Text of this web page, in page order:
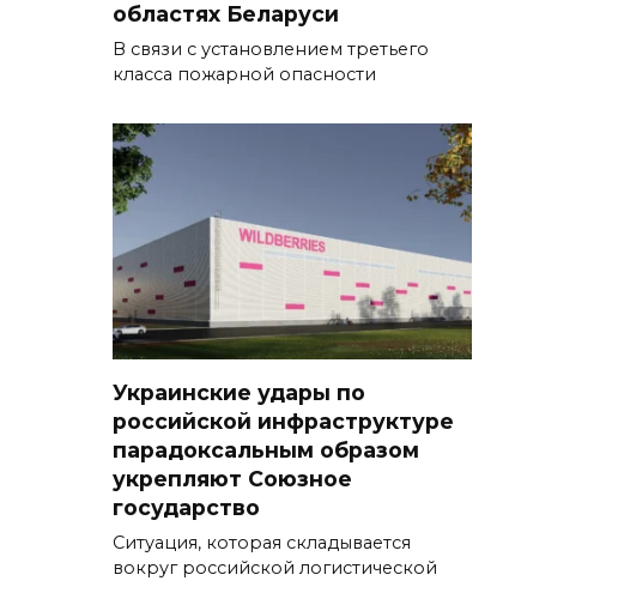
областях Беларуси
В связи с установлением третьего
класса пожарной опасности
Украинские удары по
российской инфраструктуре
парадоксальным образом
укрепляют Союзное
государство
Ситуация, которая складывается
вокруг российской логистической